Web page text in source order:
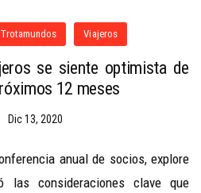
Trotamundos Viajeros
se siente optimista de
12 meses
Dic 13, 2020
anual de socios, explore
las consideraciones clave que